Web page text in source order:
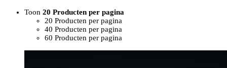
Toon 20 Producten per pagina
20 Producten per pagina
40 Producten per pagina
60 Producten per pagina